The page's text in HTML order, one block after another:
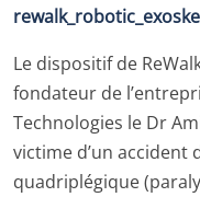
Le dispositif de
fondateur de
Technologies le Dr
victime d’un accident
quadriplégique